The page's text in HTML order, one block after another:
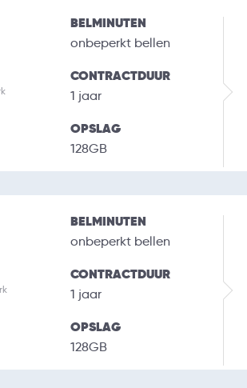
BELMINUTEN
onbeperkt bellen
CONTRACTDUUR
1 jaar
OPSLAG
128GB
BELMINUTEN
onbeperkt bellen
CONTRACTDUUR
1 jaar
OPSLAG
128GB